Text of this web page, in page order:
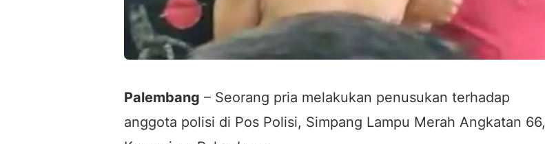
Palembang – Seorang pria melakukan penusukan terhadap
anggota polisi di Pos Polisi, Simpang Lampu Merah Angkatan 66,